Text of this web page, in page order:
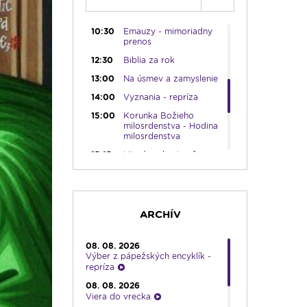
09:30
Viera do vrecka
10:30
Emauzy - mimoriadny
prenos
12:30
Biblia za rok
13:00
Na úsmev a zamyslenie
14:00
Vyznania - repríza
15:00
Korunka Božieho
milosrdenstva - Hodina
milosrdenstva
15:15
Literárna kaviareň
15:50
Vatikánsky týždenník (r.)
16:00
Pozdravy z Rádia
Infolumen
18:00
19:00
Ruženec pre Slovensko
19:45
Rádio Vatikán - SK
ARCHÍV
08. 08. 2026
Výber z pápežských encyklík -
repríza
08. 08. 2026
Viera do vrecka